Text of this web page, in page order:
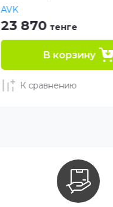
AVK
23 870 тенге
В корзину
К сравнению